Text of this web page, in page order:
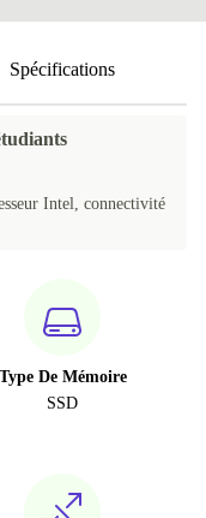
Spécifications
Intel, connectivité
Type De Mémoire
SSD